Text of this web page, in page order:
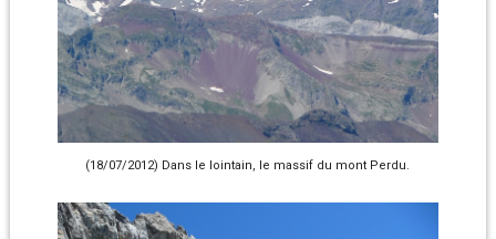
(18/07/2012) Dans le lointain, le massif du mont Perdu.